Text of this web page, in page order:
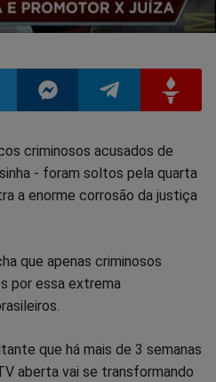
Compartilhar
no
Compartilhar
no
no
criminosos acusados de
- foram soltos pela quarta
a enorme corrosão da justiça
que apenas criminosos
por essa extrema
que há mais de 3 semanas
aberta vai se transformando